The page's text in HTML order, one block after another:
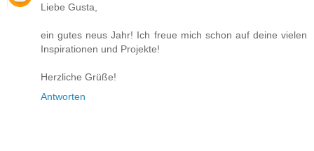
Liebe Gusta,
ein gutes neus Jahr! Ich freue mich schon auf deine vielen
Inspirationen und Projekte!
Herzliche Grüße!
Antworten